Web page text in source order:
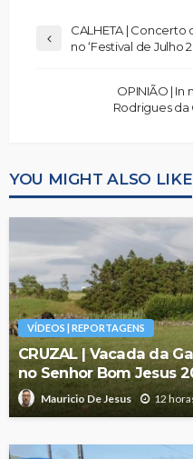
CALHETA |
no ‘Festival de Julho
OPINIÃO |
Rodrigues da
YOU MIGHT ALSO LIKE
VÍDEOS | REPORTAGENS
CRUZAL | Vacada da
no Senhor Bom Jesus
Mauricio De Jesus 12